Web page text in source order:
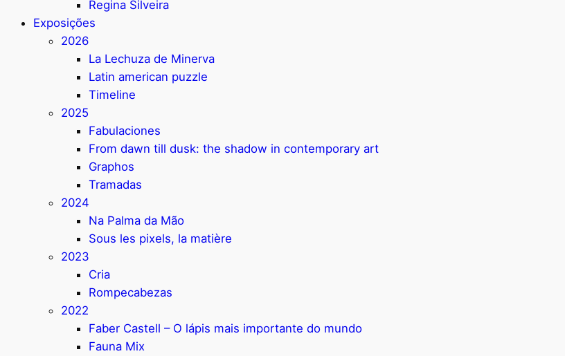
Regina Silveira
Exposições
2026
La Lechuza de Minerva
Latin american puzzle
Timeline
2025
Fabulaciones
From dawn till dusk: the shadow in contemporary art
Graphos
Tramadas
2024
Na Palma da Mão
Sous les pixels, la matière
2023
Cria
Rompecabezas
2022
Faber Castell – O lápis mais importante do mundo
Fauna Mix